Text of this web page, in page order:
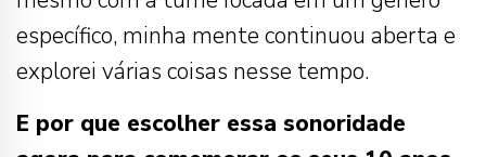
específico, minha mente continuou aberta e
explorei várias coisas nesse tempo.
E por que escolher essa sonoridade